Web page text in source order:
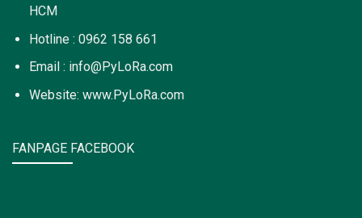
HCM
Hotline : 0962 158 661
Email : info@PyLoRa.com
Website: www.PyLoRa.com
FANPAGE FACEBOOK